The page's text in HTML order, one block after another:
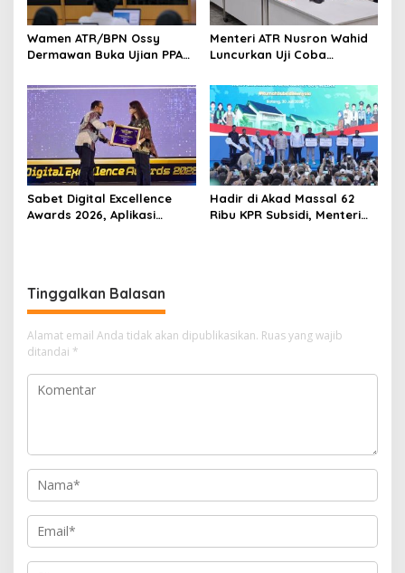
Wamen ATR/BPN Ossy
Dermawan Buka Ujian PPAT
Menteri ATR Nusron Wahid
Luncurkan Uji Coba
Hari Mulai 17 Agustus
Sabet Digital Excellence
Awards 2026, Aplikasi
Hadir di Akad Massal 62
Ribu KPR Subsidi, Menteri
Tinggalkan Balasan
Alamat email Anda tidak akan dipublikasikan. Ruas yang wajib
ditandai *